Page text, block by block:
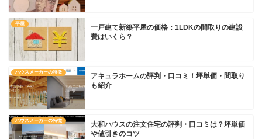
平屋
一戸建て新築平屋の価格：1LDKの間取りの建設
費はいくら？
ハウスメーカーの特徴
アキュラホームの評判・口コミ！坪単価・間取り
も紹介
ハウスメーカーの特徴
大和ハウスの注文住宅の評判・口コミは？坪単価
や値引きのコツ